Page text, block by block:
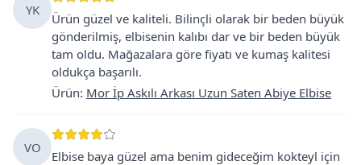
YK
Ürün güzel ve kaliteli. Bilinçli olarak bir beden büyük
gönderilmiş, elbisenin kalıbı dar ve bir beden büyük
tam oldu. Mağazalara göre fiyatı ve kumaş kalitesi
oldukça başarılı.
Ürün: Mor İp Askılı Arkası Uzun Saten Abiye Elbise
VO
Elbise baya güzel ama benim gideceğim kokteyl için